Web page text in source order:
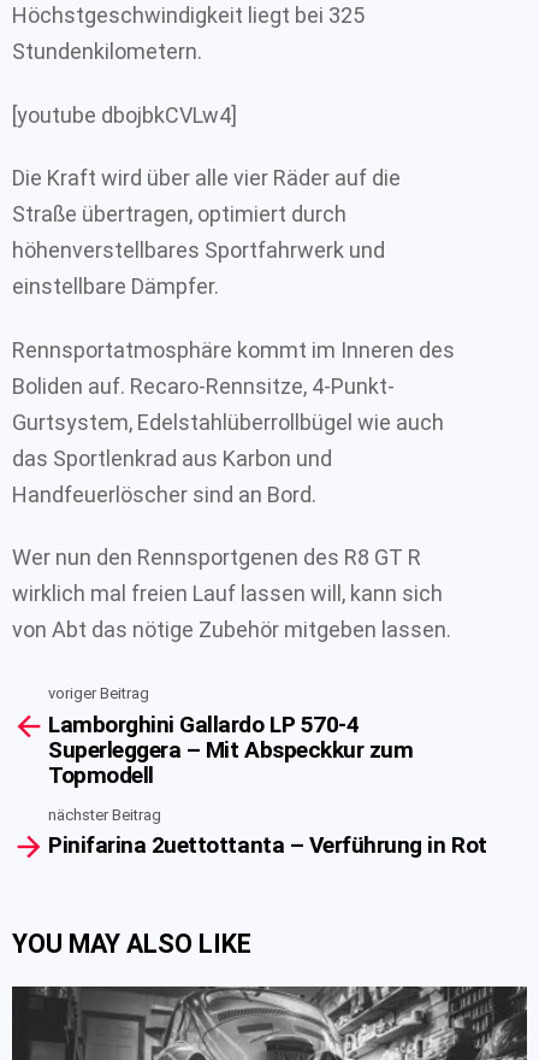
Höchstgeschwindigkeit liegt bei 325
Stundenkilometern.
[youtube dbojbkCVLw4]
Die Kraft wird über alle vier Räder auf die
Straße übertragen, optimiert durch
höhenverstellbares Sportfahrwerk und
einstellbare Dämpfer.
Rennsportatmosphäre kommt im Inneren des
Boliden auf. Recaro-Rennsitze, 4-Punkt-
Gurtsystem, Edelstahlüberrollbügel wie auch
das Sportlenkrad aus Karbon und
Handfeuerlöscher sind an Bord.
Wer nun den Rennsportgenen des R8 GT R
wirklich mal freien Lauf lassen will, kann sich
von Abt das nötige Zubehör mitgeben lassen.
more
voriger Beitrag
Lamborghini Gallardo LP 570-4
Superleggera – Mit Abspeckkur zum
Topmodell
nächster Beitrag
Pinifarina 2uettottanta – Verführung in Rot
YOU MAY ALSO LIKE